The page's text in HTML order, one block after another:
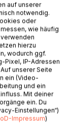
der junge Elf
sie zum einen
unterstützen,
Völkern
Orks und
mehr über das
Delavar
nach
ir in den
auf unserer
notwendig.
oder
wie häufig
hierzu
wodurch ggf.
Pixel, IP-Adressen
unserer Seite
ein (Video-
und ein
Mit deiner
ein. Du
Einstellungen“)
Impressum)